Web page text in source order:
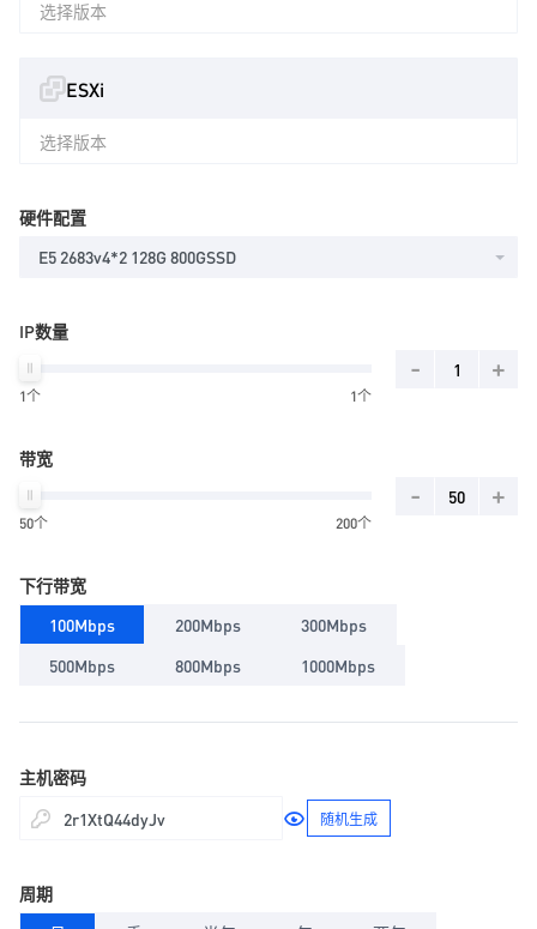
选择版本
ESXi
选择版本
硬件配置
E5 2683v4*2 128G 800GSSD
IP数量
1个 1个
- +
带宽
50个 200个
- +
下行带宽
100Mbps
200Mbps
300Mbps
500Mbps
800Mbps 1000Mbps
主机密码
随机生成
周期